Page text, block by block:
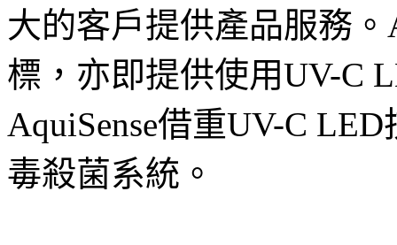
大的客戶提供產品服務。
標，亦即提供使用UV-C
AquiSense借重UV-C
毒殺菌系統。